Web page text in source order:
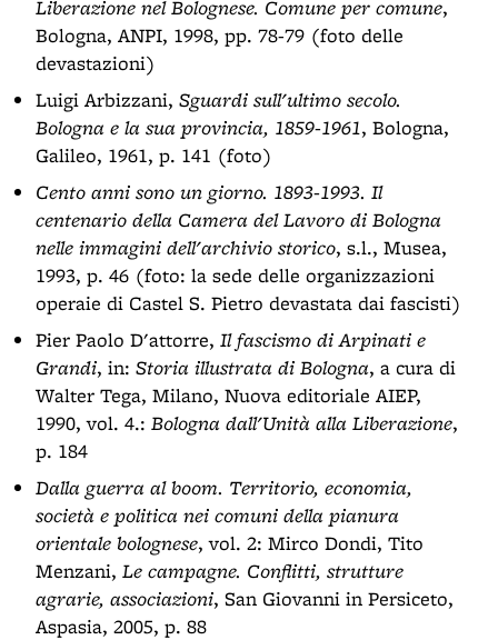
Liberazione nel Bolognese. Comune per comune,
Bologna, ANPI, 1998, pp. 78-79 (foto delle
devastazioni)
Luigi Arbizzani, Sguardi sull'ultimo secolo.
Bologna e la sua provincia, 1859-1961, Bologna,
Galileo, 1961, p. 141 (foto)
Cento anni sono un giorno. 1893-1993. Il
centenario della Camera del Lavoro di Bologna
nelle immagini dell'archivio storico, s.l., Musea,
1993, p. 46 (foto: la sede delle organizzazioni
operaie di Castel S. Pietro devastata dai fascisti)
Pier Paolo D'attorre, Il fascismo di Arpinati e
Grandi, in: Storia illustrata di Bologna, a cura di
Walter Tega, Milano, Nuova editoriale AIEP,
1990, vol. 4.: Bologna dall'Unità alla Liberazione,
p. 184
Dalla guerra al boom. Territorio, economia,
società e politica nei comuni della pianura
orientale bolognese, vol. 2: Mirco Dondi, Tito
Menzani, Le campagne. Conflitti, strutture
agrarie, associazioni, San Giovanni in Persiceto,
Aspasia, 2005, p. 88